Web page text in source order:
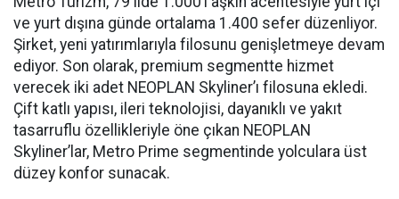
ve yurt dışına günde ortalama 1.400 sefer düzenliyor.
Şirket, yeni yatırımlarıyla filosunu genişletmeye devam
ediyor. Son olarak, premium segmentte hizmet
verecek iki adet NEOPLAN Skyliner’ı filosuna ekledi.
Çift katlı yapısı, ileri teknolojisi, dayanıklı ve yakıt
tasarruflu özellikleriyle öne çıkan NEOPLAN
Skyliner’lar, Metro Prime segmentinde yolculara üst
düzey konfor sunacak.